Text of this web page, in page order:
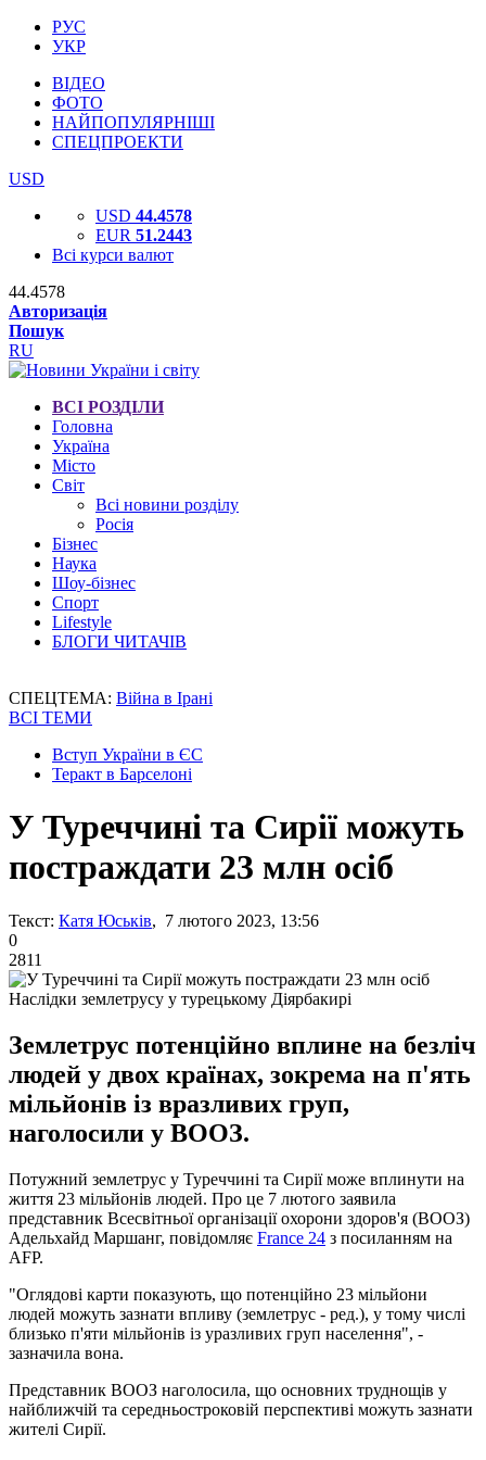
РУС
УКР
ВІДЕО
ФОТО
НАЙПОПУЛЯРНІШІ
СПЕЦПРОЕКТИ
USD
USD 44.4578
EUR 51.2443
Всі курси валют
44.4578
Авторизація
Пошук
RU
ВСІ РОЗДІЛИ
Головна
Україна
Місто
Світ
Всі новини розділу
Росія
Бізнес
Наука
Шоу-бізнес
Спорт
Lifestyle
БЛОГИ ЧИТАЧІВ
СПЕЦТЕМА: Війна в Ірані
ВСІ ТЕМИ
Вступ України в ЄС
Теракт в Барселоні
У Туреччині та Сирії можуть
постраждати 23 млн осіб
Текст: Катя Юськів, 7 лютого 2023, 13:56
0
2811
Наслідки землетрусу у турецькому Діярбакирі
Землетрус потенційно вплине на безліч
людей у двох країнах, зокрема на п'ять
мільйонів із вразливих груп,
наголосили у ВООЗ.
Потужний землетрус у Туреччині та Сирії може вплинути на
життя 23 мільйонів людей. Про це 7 лютого заявила
представник Всесвітньої організації охорони здоров'я (ВООЗ)
Адельхайд Маршанг, повідомляє France 24 з посиланням на
AFP.
"Оглядові карти показують, що потенційно 23 мільйони
людей можуть зазнати впливу (землетрус - ред.), у тому числі
близько п'яти мільйонів із уразливих груп населення", -
зазначила вона.
Представник ВООЗ наголосила, що основних труднощів у
найближчій та середньостроковій перспективі можуть зазнати
жителі Сирії.